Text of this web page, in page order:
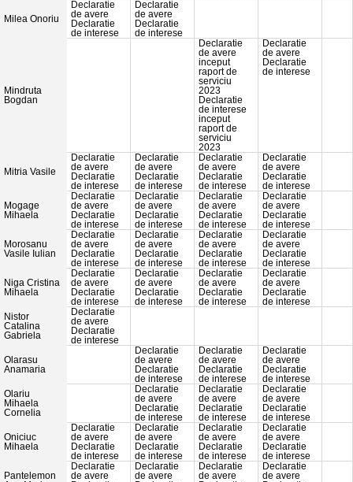
Milea Onoriu
Declaratie
de avere
Declaratie
de interese
Declaratie
de avere
Declaratie
de interese
Mindruta
Bogdan
Declaratie
de avere
inceput
raport de
serviciu
2023
Declaratie
de interese
inceput
raport de
serviciu
2023
Declaratie
de avere
Declaratie
de interese
Mitria Vasile
Declaratie
de avere
Declaratie
de interese
Declaratie
de avere
Declaratie
de interese
Declaratie
de avere
Declaratie
de interese
Declaratie
de avere
Declaratie
de interese
Mogage
Mihaela
Declaratie
de avere
Declaratie
de interese
Declaratie
de avere
Declaratie
de interese
Declaratie
de avere
Declaratie
de interese
Declaratie
de avere
Declaratie
de interese
Morosanu
Vasile Iulian
Declaratie
de avere
Declaratie
de interese
Declaratie
de avere
Declaratie
de interese
Declaratie
de avere
Declaratie
de interese
Declaratie
de avere
Declaratie
de interese
Niga Cristina
Mihaela
Declaratie
de avere
Declaratie
de interese
Declaratie
de avere
Declaratie
de interese
Declaratie
de avere
Declaratie
de interese
Declaratie
de avere
Declaratie
de interese
Nistor
Catalina
Gabriela
Declaratie
de avere
Declaratie
de interese
Olarasu
Anamaria
Declaratie
de avere
Declaratie
de interese
Declaratie
de avere
Declaratie
de interese
Declaratie
de avere
Declaratie
de interese
Olariu
Mihaela
Cornelia
Declaratie
de avere
Declaratie
de interese
Declaratie
de avere
Declaratie
de interese
Declaratie
de avere
Declaratie
de interese
Oniciuc
Mihaela
Declaratie
de avere
Declaratie
de interese
Declaratie
de avere
Declaratie
de interese
Declaratie
de avere
Declaratie
de interese
Declaratie
de avere
Declaratie
de interese
Pantelemon
Declaratie
de avere
Declaratie
de avere
Declaratie
de avere
Declaratie
de avere